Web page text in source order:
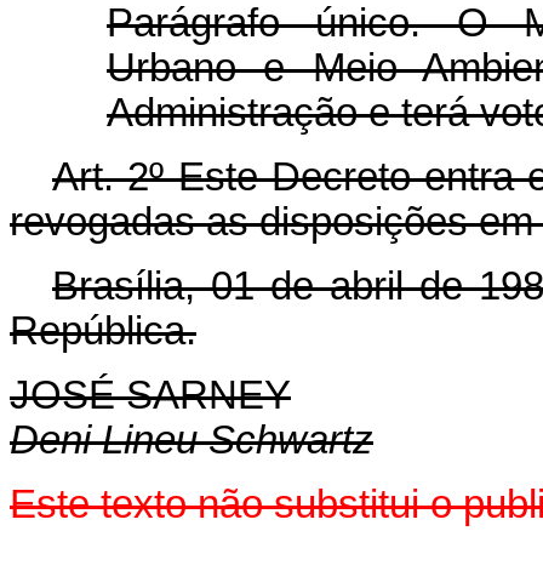
Parágrafo único. O
Urbano e Meio
Administração e terá
Art. 2º Este Decreto entra
revogadas as disposições
Brasília, 01 de abril de
República.
JOSÉ SARNEY
Deni Lineu Schwartz
Este texto não substitui o